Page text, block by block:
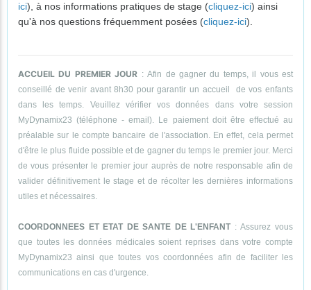
ici), à nos informations pratiques de stage (cliquez-ici) ainsi
qu'à nos questions fréquemment posées (cliquez-ici).
ACCUEIL DU PREMIER JOUR : Afin de gagner du temps, il vous est
conseillé de venir avant 8h30 pour garantir un accueil de vos enfants
dans les temps. Veuillez vérifier vos données dans votre session
MyDynamix23 (téléphone - email). Le paiement doit être effectué au
préalable sur le compte bancaire de l'association. En effet, cela permet
d'être le plus fluide possible et de gagner du temps le premier jour. Merci
de vous présenter le premier jour auprès de notre responsable afin de
valider définitivement le stage et de récolter les dernières informations
utiles et nécessaires.
COORDONNEES ET ETAT DE SANTE DE L'ENFANT: Assurez vous
que toutes les données médicales soient reprises dans votre compte
MyDynamix23 ainsi que toutes vos coordonnées afin de faciliter les
communications en cas d'urgence.